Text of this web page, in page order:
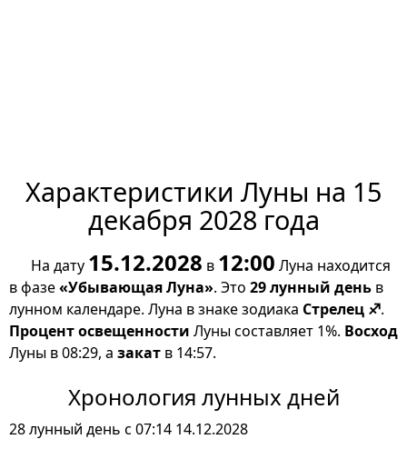
Характеристики Луны на 15
декабря 2028 года
На дату 15.12.2028 в 12:00 Луна находится
в фазе«Убывающая Луна». Это 29 лунный день в
лунном календаре. Луна в знаке зодиака Стрелец ♐.
Процент освещенности Луны составляет 1%. Восход
Луны в 08:29, а закат в 14:57.
Хронология лунных дней
28 лунный день с 07:14 14.12.2028